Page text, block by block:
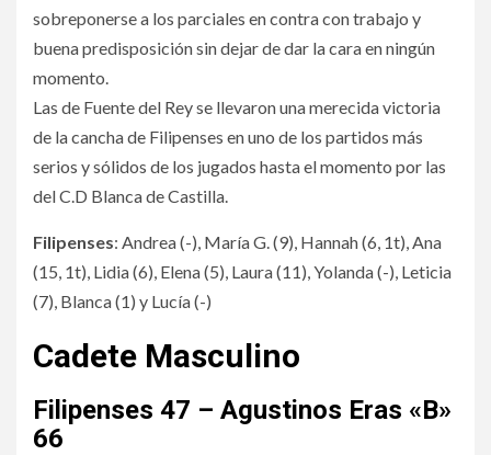
sobreponerse a los parciales en contra con trabajo y
buena predisposición sin dejar de dar la cara en ningún
momento.
Las de Fuente del Rey se llevaron una merecida victoria
de la cancha de Filipenses en uno de los partidos más
serios y sólidos de los jugados hasta el momento por las
del C.D Blanca de Castilla.
Filipenses: Andrea (-), María G. (9), Hannah (6, 1t), Ana
(15, 1t), Lidia (6), Elena (5), Laura (11), Yolanda (-), Leticia
(7), Blanca (1) y Lucía (-)
Cadete Masculino
Filipenses 47 – Agustinos Eras «B»
66